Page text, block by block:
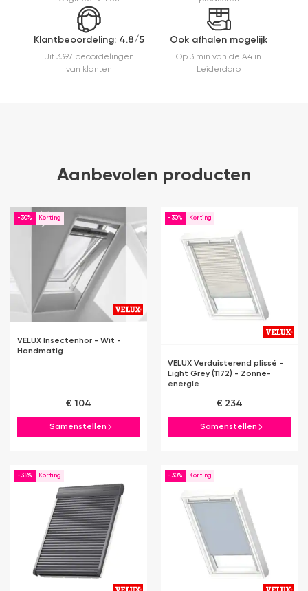
Klantbeoordeling: 4.8/5
Uit 3397 beoordelingen
van klanten
Ook afhalen mogelijk
Op 3 min van de A4 in
Leiderdorp
Aanbevolen producten
-30%
VELUX Insectenhor - Wit -
Handmatig
€ 104
Samenstellen
-30%
VELUX Verduisterend plissé -
Light Grey (1172) - Zonne-
energie
€ 234
Samenstellen
-35% -30%